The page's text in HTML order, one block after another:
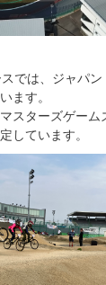
では、ジャパ
ます。
スターズゲー
しています。